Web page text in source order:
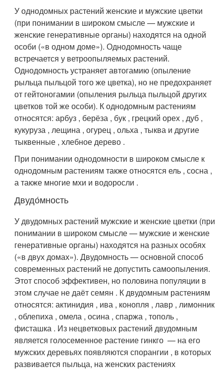
У однодомных растений женские и мужские цветки
(при понимании в широком смысле — мужские и
женские генеративные органы) находятся на одной
особи («в одном доме»). Однодомность чаще
встречается у ветроопыляемых растений.
Однодомность устраняет автогамию (опыление
рыльца пыльцой того же цветка), но не предохраняет
от гейтоногамии (опыления рыльца пыльцой других
цветков той же особи). К однодомным растениям
относятся: арбуз , берёза , бук , грецкий орех , дуб ,
кукуруза , лещина , огурец , ольха , тыква и другие
тыквенные , хлебное дерево .
При понимании однодомности в широком смысле к
однодомным растениям также относятся ель , сосна ,
а также многие мхи и водоросли .
Двудо́мность
У двудомных растений мужские и женские цветки (при
понимании в широком смысле — мужские и женские
генеративные органы) находятся на разных особях
(«в двух домах»). Двудомность — основной способ
современных растений не допустить самоопыления.
Этот способ эффективен, но половина популяции в
этом случае не даёт семян . К двудомным растениям
относятся: актинидия , ива , конопля , лавр , лимонник
, облепиха , омела , осина , спаржа , тополь ,
фисташка . Из нецветковых растений двудомным
является голосеменное растение гинкго — на его
мужских деревьях появляются спорангии , в которых
развивается пыльца, на женских растениях